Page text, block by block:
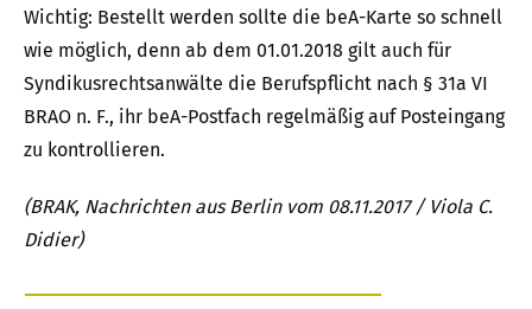
Wichtig: Bestellt werden sollte die beA-Karte so schnell
wie möglich, denn ab dem 01.01.2018 gilt auch für
Syndikusrechtsanwälte die Berufspflicht nach § 31a VI
BRAO n. F., ihr beA-Postfach regelmäßig auf Posteingang
zu kontrollieren.
(BRAK, Nachrichten aus Berlin vom 08.11.2017 / Viola C.
Didier)